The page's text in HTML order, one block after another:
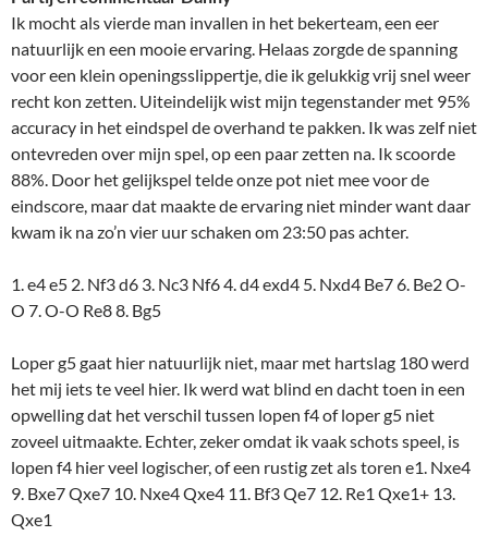
Ik mocht als vierde man invallen in het bekerteam, een eer
natuurlijk en een mooie ervaring. Helaas zorgde de spanning
voor een klein openingsslippertje, die ik gelukkig vrij snel weer
recht kon zetten. Uiteindelijk wist mijn tegenstander met 95%
accuracy in het eindspel de overhand te pakken. Ik was zelf niet
ontevreden over mijn spel, op een paar zetten na. Ik scoorde
88%. Door het gelijkspel telde onze pot niet mee voor de
eindscore, maar dat maakte de ervaring niet minder want daar
kwam ik na zo’n vier uur schaken om 23:50 pas achter.
1. e4 e5 2. Nf3 d6 3. Nc3 Nf6 4. d4 exd4 5. Nxd4 Be7 6. Be2 O-
O 7. O-O Re8 8. Bg5
Loper g5 gaat hier natuurlijk niet, maar met hartslag 180 werd
het mij iets te veel hier. Ik werd wat blind en dacht toen in een
opwelling dat het verschil tussen lopen f4 of loper g5 niet
zoveel uitmaakte. Echter, zeker omdat ik vaak schots speel, is
lopen f4 hier veel logischer, of een rustig zet als toren e1. Nxe4
9. Bxe7 Qxe7 10. Nxe4 Qxe4 11. Bf3 Qe7 12. Re1 Qxe1+ 13.
Qxe1